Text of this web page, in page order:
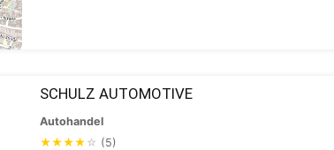
SCHULZ AUTOMOTIVE
Autohandel
★★★★ ☆ (5)